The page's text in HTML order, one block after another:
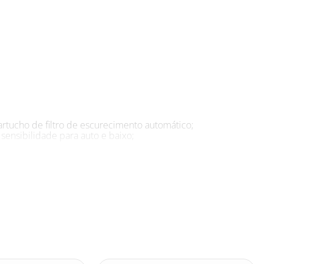
de filtro de escurecimento automático;
para auto e baixo;
intensa, proveniente de serviços de soldagem,